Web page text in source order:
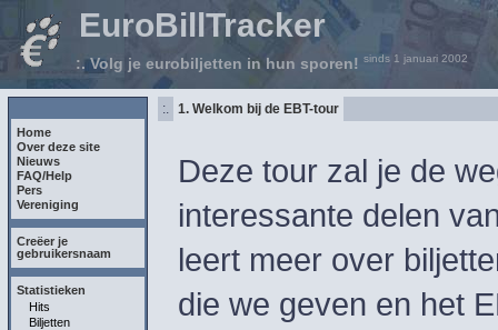
EuroBillTracker
:. Volg je eurobiljetten in hun sporen!sinds 1 januari 2002
Home
Over deze site
Nieuws
FAQ/Help
Pers
Vereniging
Creëer je
gebruikersnaam
Statistieken
Hits
Biljetten
:. 1. Welkom bij de EBT-tour
Deze tour zal je de
interessante delen
leert meer over
die we geven en het